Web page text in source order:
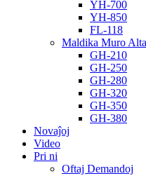
YH-700
YH-850
FL-118
Maldika Muro
GH-210
GH-250
GH-280
GH-320
GH-350
GH-380
Novaĵoj
Video
Pri ni
Oftaj Demandoj